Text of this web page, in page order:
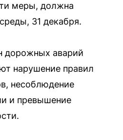
меры, должна
31 декабря.
дорожных аварий
нарушение правил
несоблюдение
и превышение